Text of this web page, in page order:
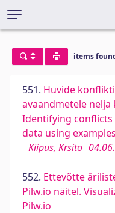
items
551. Huvide
avaandmetele
Identifying
data using
Kiipus, Krsito
552. Ettevõtte
Pilw.io näitel.
Pilw.io